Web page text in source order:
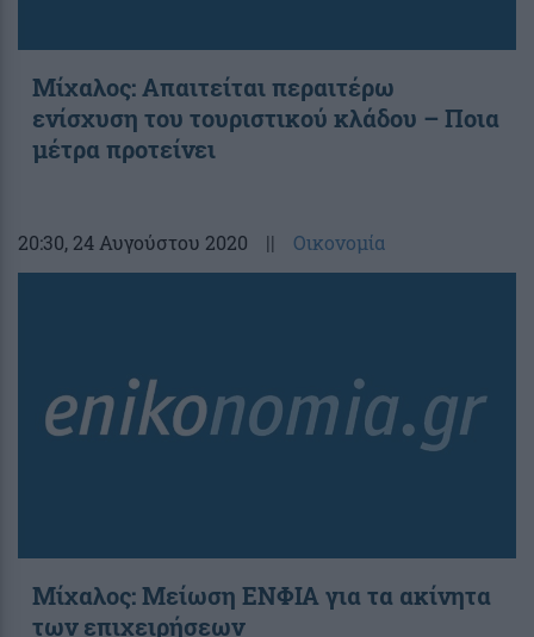
Μίχαλος: Απαιτείται περαιτέρω
ενίσχυση του τουριστικού κλάδου – Ποια
μέτρα προτείνει
20:30, 24 Αυγούστου 2020 || Οικονομία
Μίχαλος: Μείωση ΕΝΦΙΑ για τα ακίνητα
των επιχειρήσεων